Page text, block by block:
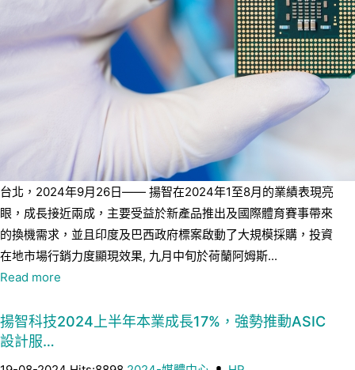
台北，2024年9月26日—— 揚智在2024年1至8月的業績表現亮
眼，成長接近兩成，主要受益於新產品推出及國際體育賽事帶來
的換機需求，並且印度及巴西政府標案啟動了大規模採購，投資
在地市場行銷力度顯現效果, 九月中旬於荷蘭阿姆斯...
Read more
揚智科技2024上半年本業成長17%，強勢推動ASIC
設計服…